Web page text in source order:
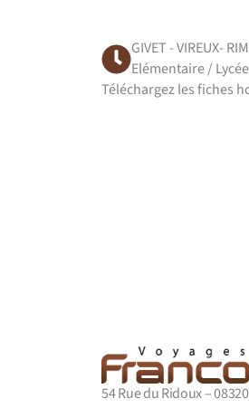
GIVET - VIREUX-
Elémentaire / Lycée
Téléchargez les fiches
54 Rue du Ridoux –